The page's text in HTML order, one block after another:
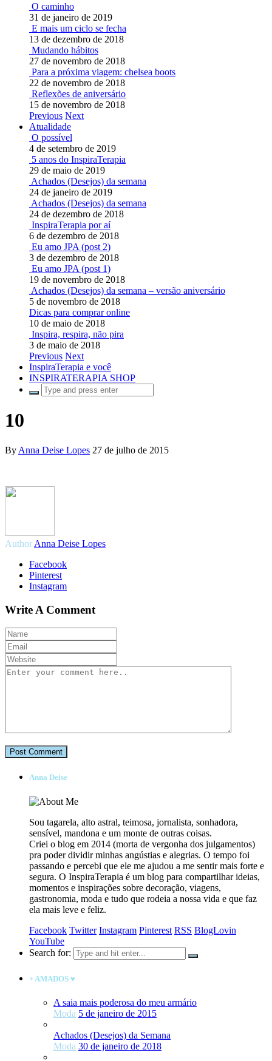
O caminho
31 de janeiro de 2019
E mais um ciclo se fecha
13 de dezembro de 2018
Mudando hábitos
27 de novembro de 2018
Para a próxima viagem: chelsea boots
22 de novembro de 2018
Reflexões de aniversário
15 de novembro de 2018
Previous Next
Atualidade
O possível
4 de setembro de 2019
5 anos do InspiraTerapia
29 de maio de 2019
Achados (Desejos) da semana
24 de janeiro de 2019
Achados (Desejos) da semana
24 de dezembro de 2018
InspiraTerapia por aí
6 de dezembro de 2018
Eu amo JPA (post 2)
3 de dezembro de 2018
Eu amo JPA (post 1)
19 de novembro de 2018
Achados (Desejos) da semana – versão aniversário
5 de novembro de 2018
Dicas para comprar online
10 de maio de 2018
Inspira, respira, não pira
3 de maio de 2018
Previous Next
InspiraTerapia e você
INSPIRATERAPIA SHOP
10
By Anna Deise Lopes 27 de julho de 2015
Author Anna Deise Lopes
Facebook
Pinterest
Instagram
Write A Comment
Anna Deise
Sou tagarela, alto astral, teimosa, jornalista, sonhadora,
sensível, mandona e um monte de outras coisas.
Criei o blog em 2014 (morta de vergonha dos julgamentos)
pra poder dividir minhas angústias e alegrias. O tempo foi
passando e percebi que ele me ajudou a me sentir mais forte e
segura. O InspiraTerapia é um blog para compartilhar ideias,
momentos e inspirações sobre decoração, viagens,
gastronomia, moda e tudo que rodeia a nossa vida e que faz
ela mais leve e feliz.
Facebook Twitter Instagram Pinterest RSS BlogLovin
YouTube
Search for:
+ AMADOS ♥
A saia mais poderosa do meu armário
Moda 5 de janeiro de 2015
Achados (Desejos) da Semana
Moda 30 de janeiro de 2018